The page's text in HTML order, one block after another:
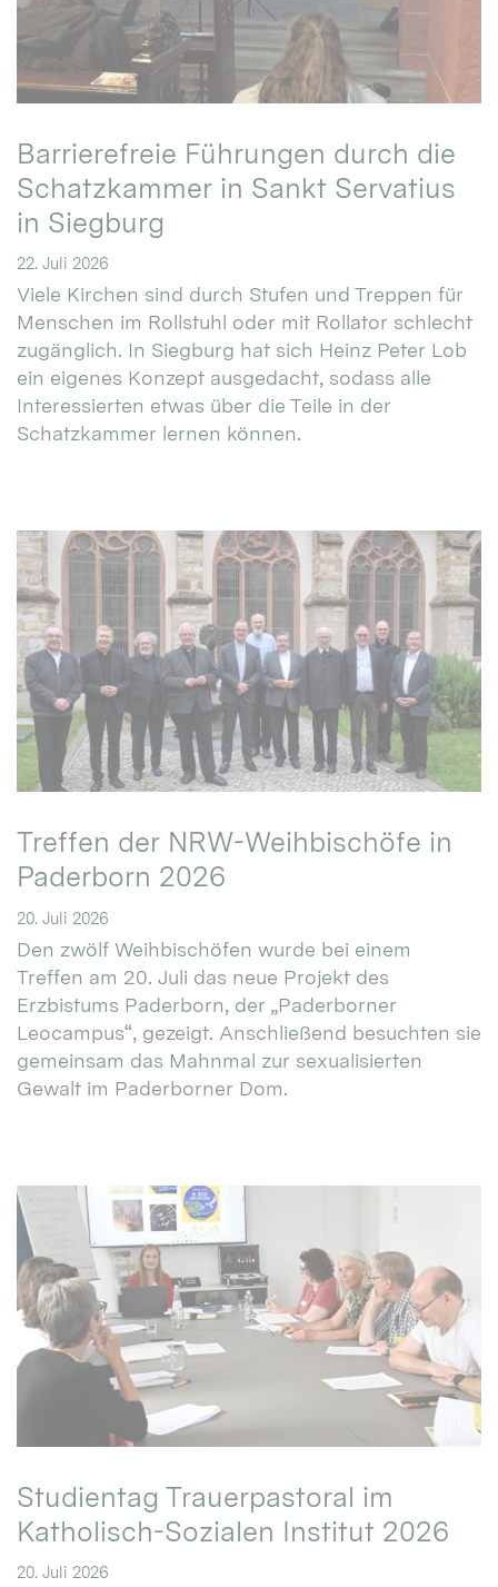
Barrierefreie Führungen durch die
Schatzkammer in Sankt Servatius
in Siegburg
22. Juli 2026
Viele Kirchen sind durch Stufen und Treppen für
Menschen im Rollstuhl oder mit Rollator schlecht
zugänglich. In Siegburg hat sich Heinz Peter Lob
ein eigenes Konzept ausgedacht, sodass alle
Interessierten etwas über die Teile in der
Schatzkammer lernen können.
Treffen der NRW-Weihbischöfe in
Paderborn 2026
20. Juli 2026
Den zwölf Weihbischöfen wurde bei einem
Treffen am 20. Juli das neue Projekt des
Erzbistums Paderborn, der „Paderborner
Leocampus“, gezeigt. Anschließend besuchten sie
gemeinsam das Mahnmal zur sexualisierten
Gewalt im Paderborner Dom.
Studientag Trauerpastoral im
Katholisch-Sozialen Institut 2026
20. Juli 2026